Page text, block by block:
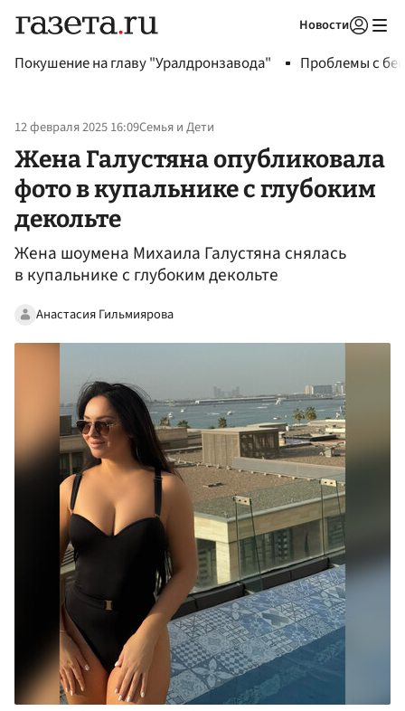
Новости
Покушение на главу "Уралдронзавода" Проблемы с
12 февраля 2025 16:09Семья и Дети
Жена Галустяна опубликовала
фото в купальнике с глубоким
декольте
Жена шоумена Михаила Галустяна снялась
в купальнике с глубоким декольте
Анастасия Гильмиярова